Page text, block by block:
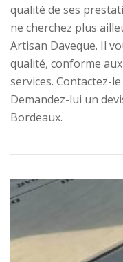
qualité de ses
ne cherchez plus
Artisan Daveque. Il
qualité, conforme
services. Contactez-
Demandez-lui un
Bordeaux.